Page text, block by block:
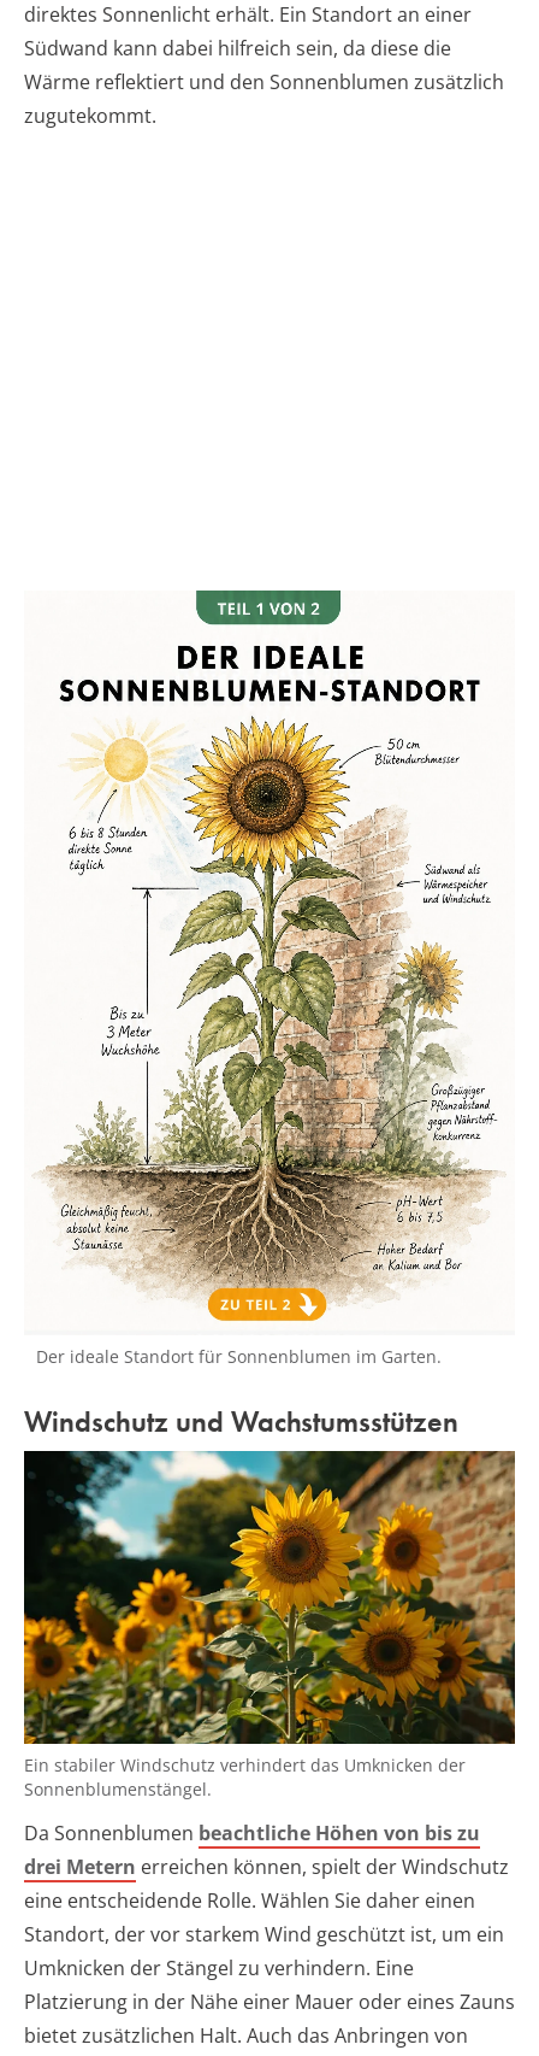
direktes Sonnenlicht erhält. Ein Standort an einer
Südwand kann dabei hilfreich sein, da diese die
Wärme reflektiert und den Sonnenblumen zusätzlich
zugutekommt.
Der ideale Standort für Sonnenblumen im Garten.
Windschutz und Wachstumsstützen
Ein stabiler Windschutz verhindert das Umknicken der
Sonnenblumenstängel.
Da Sonnenblumen beachtliche Höhen von bis zu
drei Metern erreichen können, spielt der Windschutz
eine entscheidende Rolle. Wählen Sie daher einen
Standort, der vor starkem Wind geschützt ist, um ein
Umknicken der Stängel zu verhindern. Eine
Platzierung in der Nähe einer Mauer oder eines Zauns
bietet zusätzlichen Halt. Auch das Anbringen von